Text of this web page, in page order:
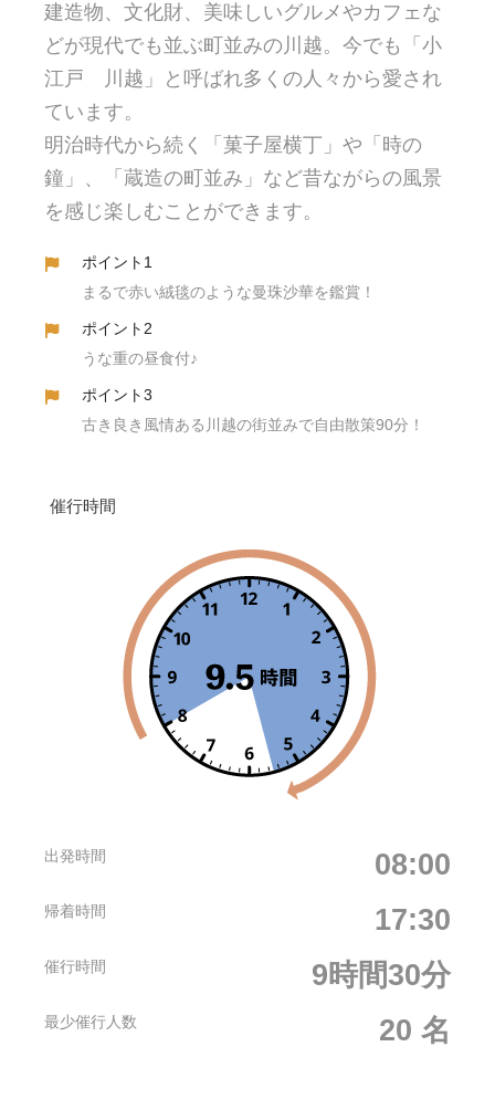
建造物、文化財、美味しいグルメやカフェな
どが現代でも並ぶ町並みの川越。今でも「小
江戸 川越」と呼ばれ多くの人々から愛され
ています。
明治時代から続く「菓子屋横丁」や「時の
鐘」、「蔵造の町並み」など昔ながらの風景
を感じ楽しむことができます。
ポイント1
まるで赤い絨毯のような曼珠沙華を鑑賞！
ポイント2
うな重の昼食付♪
ポイント3
古き良き風情ある川越の街並みで自由散策90分！
催行時間
出発時間 08:00
帰着時間 17:30
催行時間 9時間30分
最少催行人数 20 名